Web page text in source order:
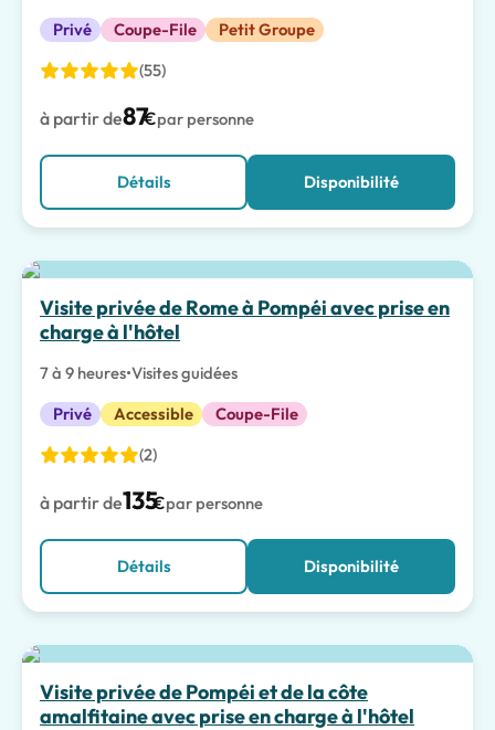
Privé
Coupe-File
Petit Groupe
(55)
à partir de87€par personne
Détails Disponibilité
Visite privée de Rome à Pompéi avec prise en
charge à l'hôtel
7 à 9 heures•Visites guidées
Privé
Accessible
Coupe-File
(2)
à partir de135€par personne
Détails Disponibilité
Meilleur choix
Visite privée de Pompéi et de la côte
amalfitaine avec prise en charge à l'hôtel